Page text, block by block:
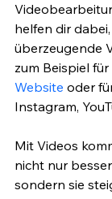
helfen dir
überzeugende
zum Beispiel für
Website oder
Instagram,
Mit Videos
nicht nur
sondern sie